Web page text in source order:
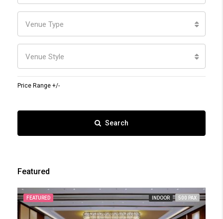
Venue Type
Venue Style
Price Range +/-
Search
Featured
FEATURED INDOOR 500 PAX